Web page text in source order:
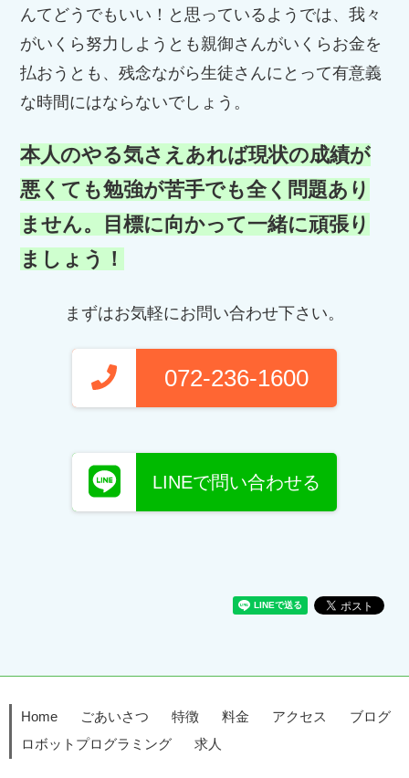
んてどうでもいい！と思っているようでは、我々
がいくら努力しようとも親御さんがいくらお金を
払おうとも、残念ながら生徒さんにとって有意義
な時間にはならないでしょう。
本人のやる気さえあれば現状の成績が
悪くても勉強が苦手でも全く問題あり
ません。目標に向かって一緒に頑張り
ましょう！
まずはお気軽にお問い合わせ下さい。
072-236-1600
LINEで問い合わせる
Home ごあいさつ 特徴 料金 アクセス
ブログ
ロボットプログラミング
求人